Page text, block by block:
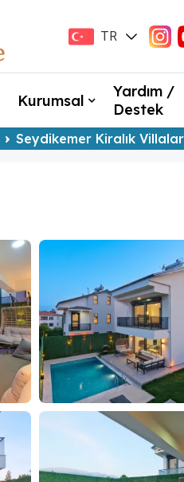
TR
EN
Kurumsal
Yardım /
Destek
Seydikemer Kiralık Villalar